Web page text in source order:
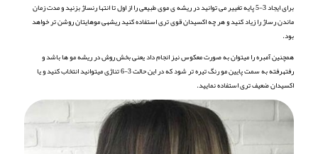
برای ایجاد 3-5 پایه تغییر می توانید در ریشه ی موی طبیعی را از اول تا انتها رنساژ بزنید و مدت زمان
ماندن رساژ را زیاد کنید و هر چه اکسیدان قوی تری استفاده کنید ریشهی موهایتان روشن تر خواهد
بود.
همچنین آمبره را میتوان به صورت معکوس نیز انجام داد یعنی بخش روش در ریشه مو ها باشد و
رفتهرفته به سمت پایین مو رنگ تیره تر شود که در این حالت 3-6 تناژی میتوانید انتخاب کنید و یا
اکسیدان ضعیف تری استفاده نمایید.